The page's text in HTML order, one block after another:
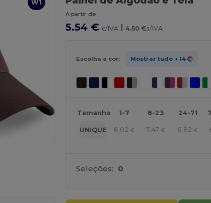
W1
A partir de
5.54 € c/IVA | 4.50 €s/IVA
Escolha a cor: Mostrar tudo + 14
Tamanho 1-7 8-23 24-71
UNIQUE 8.02 € 7.47 € 6.92 €
Seleções: 0